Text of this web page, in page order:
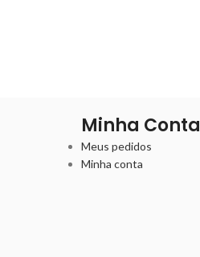
Minha Conta
Meus pedidos
Minha conta